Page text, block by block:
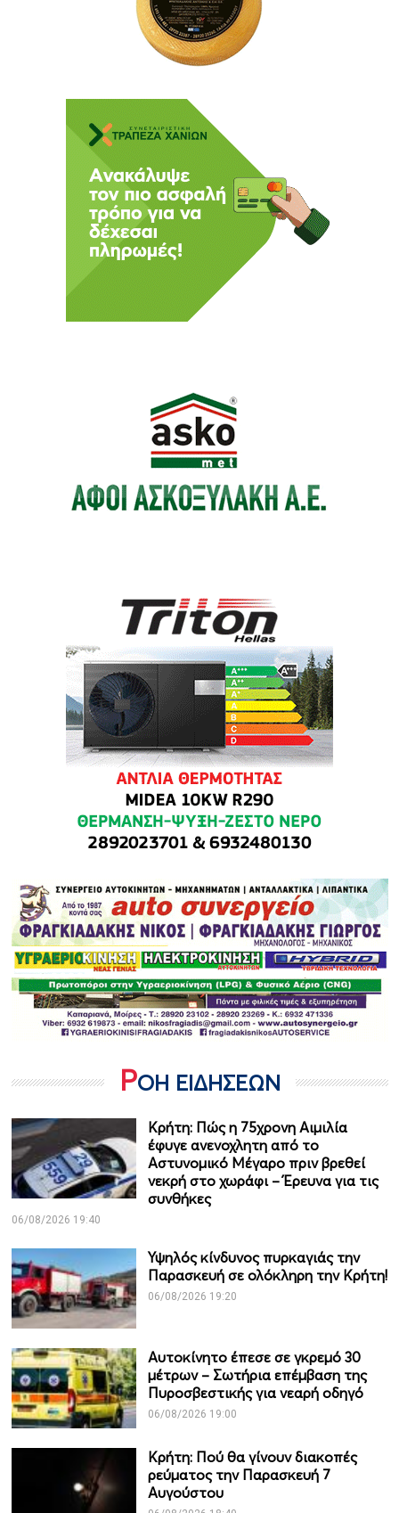
ΡΟΗ ΕΙΔΗΣΕΩΝ
Κρήτη: Πώς η 75χρονη Αιμιλία
έφυγε ανενοχλητη από το
Αστυνομικό Μέγαρο πριν βρεθεί
νεκρή στο χωράφι – Έρευνα για τις
συνθήκες
06/08/2026 19:40
Υψηλός κίνδυνος πυρκαγιάς την
Παρασκευή σε ολόκληρη την Κρήτη!
06/08/2026 19:20
Αυτοκίνητο έπεσε σε γκρεμό 30
μέτρων – Σωτήρια επέμβαση της
Πυροσβεστικής για νεαρή οδηγό
06/08/2026 19:00
Κρήτη: Πού θα γίνουν διακοπές
ρεύματος την Παρασκευή 7
Αυγούστου